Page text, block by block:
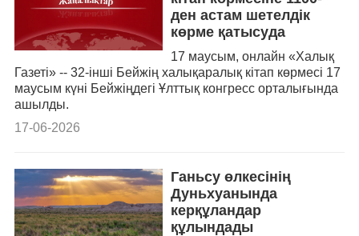
ден астам шетелдік
көрме қатысуда
17 маусым, онлайн «Халық
Газеті» -- 32-інші Бейжің халықаралық кітап көрмесі 17
маусым күні Бейжіңдегі Ұлттық конгресс орталығында
ашылды.
17-06-2026
Ганьсу өлкесінің
Дуньхуанында
керқұландар
құлындады